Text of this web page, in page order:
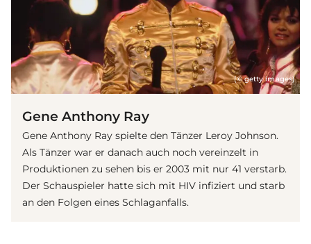
(© getty images)
Gene Anthony Ray
Gene Anthony Ray spielte den Tänzer Leroy Johnson.
Als Tänzer war er danach auch noch vereinzelt in
Produktionen zu sehen bis er 2003 mit nur 41 verstarb.
Der Schauspieler hatte sich mit HIV infiziert und starb
an den Folgen eines Schlaganfalls.